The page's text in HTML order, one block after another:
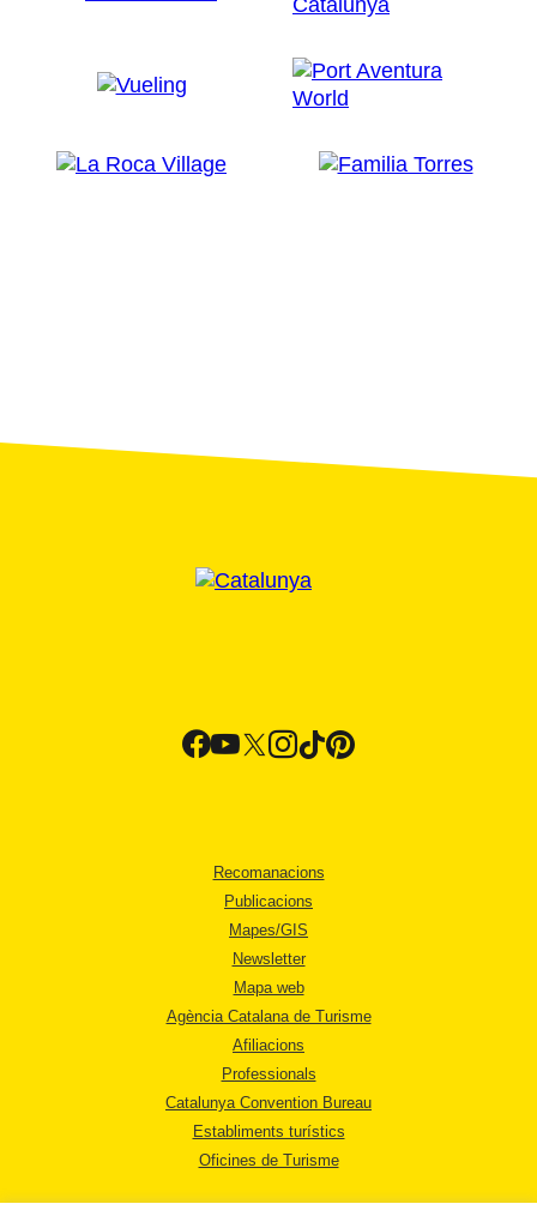
Recomanacions
Publicacions
Mapes/GIS
Newsletter
Mapa web
Agència Catalana de Turisme
Afiliacions
Professionals
Catalunya Convention Bureau
Establiments turístics
Oficines de Turisme